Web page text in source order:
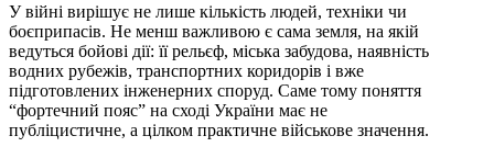
У війні вирішує не лише кількість людей, техніки чи
боєприпасів. Не менш важливою є сама земля, на якій
ведуться бойові дії: її рельєф, міська забудова, наявність
водних рубежів, транспортних коридорів і вже
підготовлених інженерних споруд. Саме тому поняття
“фортечний пояс” на сході України має не
публіцистичне, а цілком практичне військове значення.